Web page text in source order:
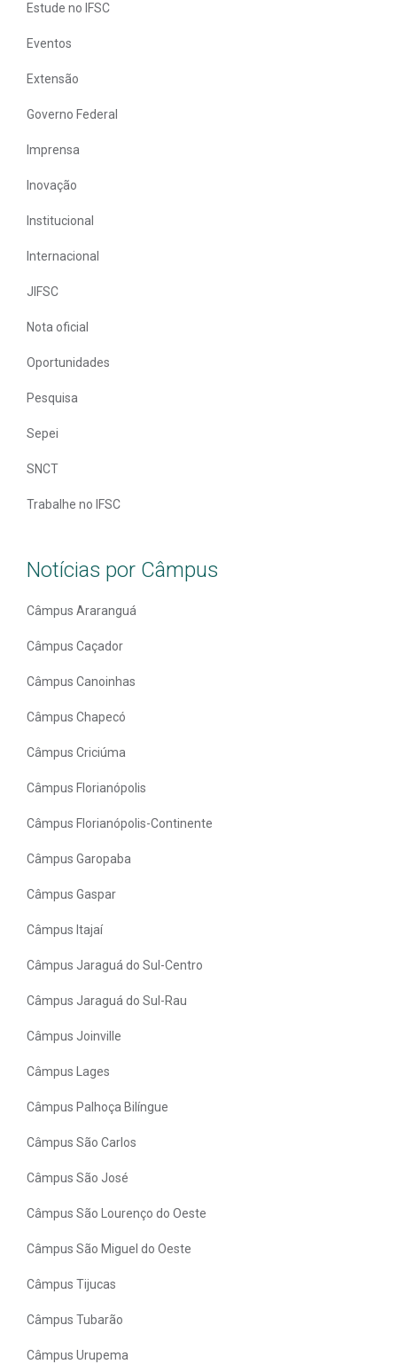
Estude no IFSC
Eventos
Extensão
Governo Federal
Imprensa
Inovação
Institucional
Internacional
JIFSC
Nota oficial
Oportunidades
Pesquisa
Sepei
SNCT
Trabalhe no IFSC
Notícias por Câmpus
Câmpus Araranguá
Câmpus Caçador
Câmpus Canoinhas
Câmpus Chapecó
Câmpus Criciúma
Câmpus Florianópolis
Câmpus Florianópolis-Continente
Câmpus Garopaba
Câmpus Gaspar
Câmpus Itajaí
Câmpus Jaraguá do Sul-Centro
Câmpus Jaraguá do Sul-Rau
Câmpus Joinville
Câmpus Lages
Câmpus Palhoça Bilíngue
Câmpus São Carlos
Câmpus São José
Câmpus São Lourenço do Oeste
Câmpus São Miguel do Oeste
Câmpus Tijucas
Câmpus Tubarão
Câmpus Urupema